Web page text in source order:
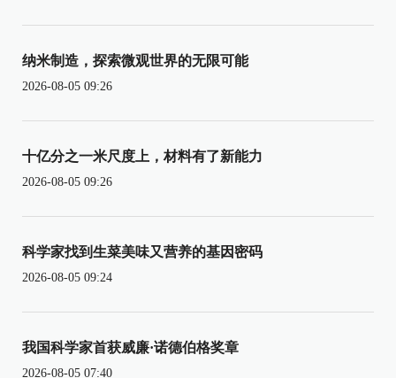
纳米制造，探索微观世界的无限可能
2026-08-05 09:26
十亿分之一米尺度上，材料有了新能力
2026-08-05 09:26
科学家找到生菜美味又营养的基因密码
2026-08-05 09:24
我国科学家首获威廉·诺德伯格奖章
2026-08-05 07:40